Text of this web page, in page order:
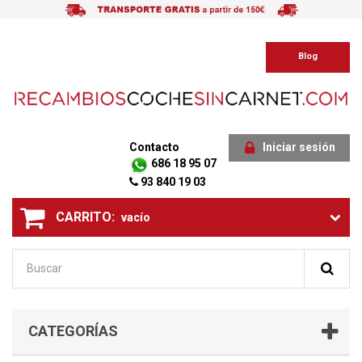
Blog
Iniciar sesión
Contacto
686 18 95 07
93 840 19 03
CARRITO: vacío
CATEGORÍAS